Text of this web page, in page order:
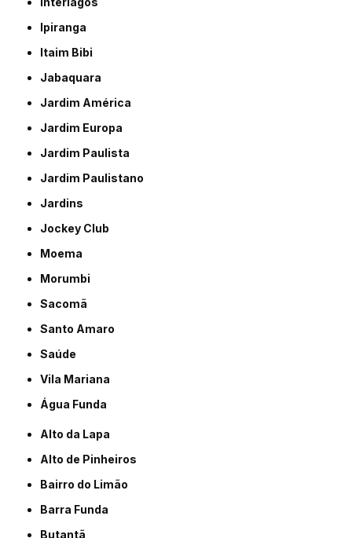
Ipiranga
Itaim Bibi
Jabaquara
Jardim América
Jardim Europa
Jardim Paulista
Jardim Paulistano
Jardins
Jockey Club
Moema
Morumbi
Sacomã
Santo Amaro
Saúde
Vila Mariana
Água Funda
Alto da Lapa
Alto de Pinheiros
Bairro do Limão
Barra Funda
Butantã